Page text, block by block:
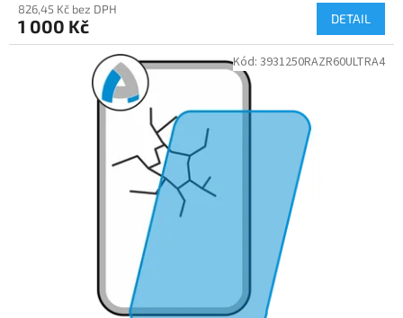
826,45 Kč bez DPH
1 000 Kč DETAIL
Kód: 3931250RAZR60ULTRA4